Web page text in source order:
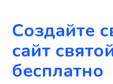
Создайте
сайт
бесплатно